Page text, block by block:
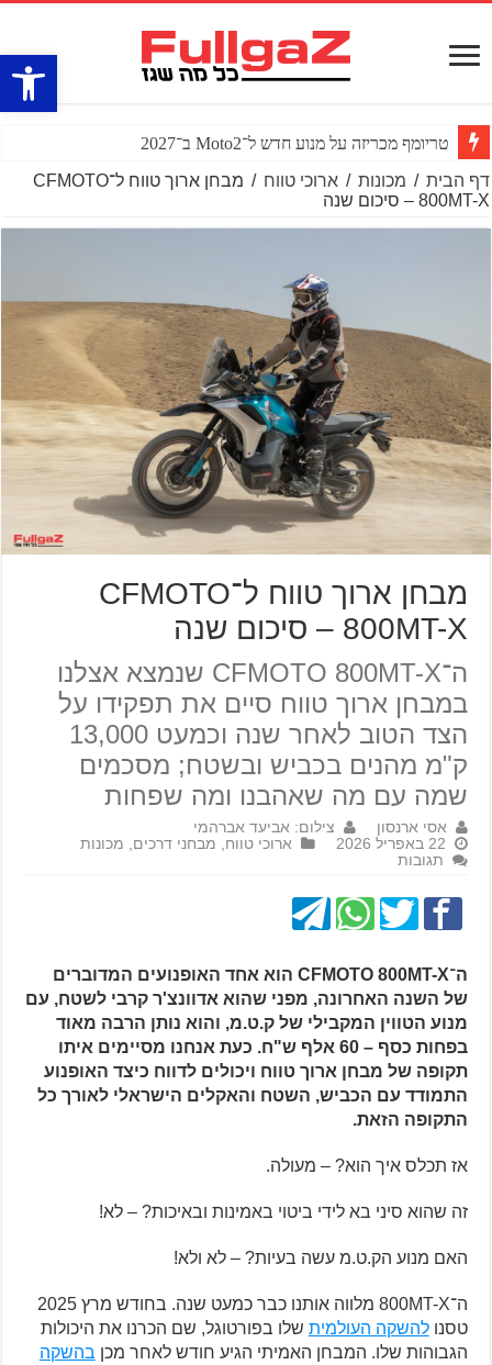
פתח
טריומף מכריזה על מנוע חדש ל־Moto2 ב־2027
דף הבית / מכונות / ארוכי טווח /
מבחן ארוך טווח ל־CFMOTO
800MT-X – סיכום שנה
מבחן ארוך טווח ל־CFMOTO
800MT-X – סיכום שנה
ה־CFMOTO 800MT-X שנמצא אצלנו
במבחן ארוך טווח סיים את תפקידו על
הצד הטוב לאחר שנה וכמעט 13,000
ק"מ מהנים בכביש ובשטח; מסכמים
שמה עם מה שאהבנו ומה שפחות
אסי ארנסון
צילום: אביעד אברהמי
22 באפריל 2026
ארוכי טווח מבחני דרכים
מכונות
תגובות
ה־CFMOTO 800MT-X הוא אחד האופנועים המדוברים
של השנה האחרונה, מפני שהוא אדוונצ'ר קרבי לשטח, עם
מנוע הטווין המקבילי של ק.ט.מ, והוא נותן הרבה מאוד
בפחות כסף – 60 אלף ש"ח. כעת אנחנו מסיימים איתו
תקופה של מבחן ארוך טווח ויכולים לדווח כיצד האופנוע
התמודד עם הכביש, השטח והאקלים הישראלי לאורך כל
התקופה הזאת.
אז תכלס איך הוא? – מעולה.
זה שהוא סיני בא לידי ביטוי באמינות ובאיכות? – לא!
האם מנוע הק.ט.מ עשה בעיות? – לא ולא!
ה־800MT-X מלווה אותנו כבר כמעט שנה. בחודש מרץ 2025
טסנולהשקה העולמית שלו בפורטוגל, שם הכרנו את היכולות
הגבוהות שלו. המבחן האמיתי הגיע חודש לאחר מכן בהשקה